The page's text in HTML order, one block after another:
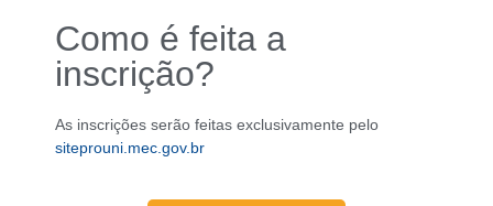
Como é feita a
inscrição?
As inscrições serão feitas exclusivamente pelo
siteprouni.mec.gov.br